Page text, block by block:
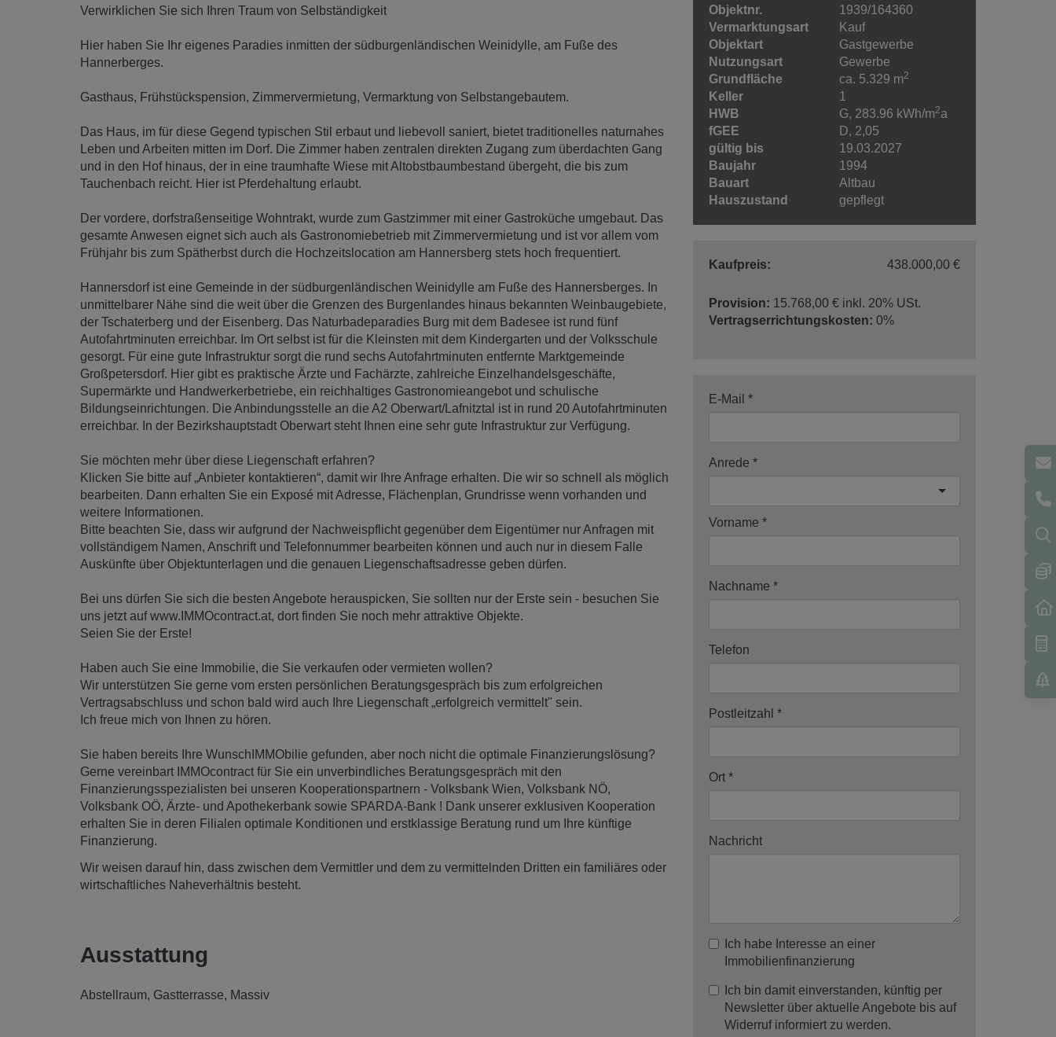
Verwirklichen Sie sich Ihren Traum von Selbständigkeit
Hier haben Sie Ihr eigenes Paradies inmitten der südburgenländischen Weinidylle, am Fuße des
Hannerberges.
Gasthaus, Frühstückspension, Zimmervermietung, Vermarktung von Selbstangebautem.
Das Haus, im für diese Gegend typischen Stil erbaut und liebevoll saniert, bietet traditionelles naturnahes
Leben und Arbeiten mitten im Dorf. Die Zimmer haben zentralen direkten Zugang zum überdachten Gang
und in den Hof hinaus, der in eine traumhafte Wiese mit Altobstbaumbestand übergeht, die bis zum
Tauchenbach reicht. Hier ist Pferdehaltung erlaubt.
Der vordere, dorfstraßenseitige Wohntrakt, wurde zum Gastzimmer mit einer Gastroküche umgebaut. Das
gesamte Anwesen eignet sich auch als Gastronomiebetrieb mit Zimmervermietung und ist vor allem vom
Frühjahr bis zum Spätherbst durch die Hochzeitslocation am Hannersberg stets hoch frequentiert.
Hannersdorf ist eine Gemeinde in der südburgenländischen Weinidylle am Fuße des Hannersberges. In
unmittelbarer Nähe sind die weit über die Grenzen des Burgenlandes hinaus bekannten Weinbaugebiete,
der Tschaterberg und der Eisenberg. Das Naturbadeparadies Burg mit dem Badesee ist rund fünf
Autofahrtminuten erreichbar. Im Ort selbst ist für die Kleinsten mit dem Kindergarten und der Volksschule
gesorgt. Für eine gute Infrastruktur sorgt die rund sechs Autofahrtminuten entfernte Marktgemeinde
Großpetersdorf. Hier gibt es praktische Ärzte und Fachärzte, zahlreiche Einzelhandelsgeschäfte,
Supermärkte und Handwerkerbetriebe, ein reichhaltiges Gastronomieangebot und schulische
Bildungseinrichtungen. Die Anbindungsstelle an die A2 Oberwart/Lafnitztal ist in rund 20 Autofahrtminuten
erreichbar. In der Bezirkshauptstadt Oberwart steht Ihnen eine sehr gute Infrastruktur zur Verfügung.
Sie möchten mehr über diese Liegenschaft erfahren?
Klicken Sie bitte auf „Anbieter kontaktieren“, damit wir Ihre Anfrage erhalten. Die wir so schnell als möglich
bearbeiten. Dann erhalten Sie ein Exposé mit Adresse, Flächenplan, Grundrisse wenn vorhanden und
weitere Informationen.
Bitte beachten Sie, dass wir aufgrund der Nachweispflicht gegenüber dem Eigentümer nur Anfragen mit
vollständigem Namen, Anschrift und Telefonnummer bearbeiten können und auch nur in diesem Falle
Auskünfte über Objektunterlagen und die genauen Liegenschaftsadresse geben dürfen.
Bei uns dürfen Sie sich die besten Angebote herauspicken, Sie sollten nur der Erste sein - besuchen Sie
uns jetzt auf www.IMMOcontract.at, dort finden Sie noch mehr attraktive Objekte.
Seien Sie der Erste!
Haben auch Sie eine Immobilie, die Sie verkaufen oder vermieten wollen?
Wir unterstützen Sie gerne vom ersten persönlichen Beratungsgespräch bis zum erfolgreichen
Vertragsabschluss und schon bald wird auch Ihre Liegenschaft „erfolgreich vermittelt" sein.
Ich freue mich von Ihnen zu hören.
Sie haben bereits Ihre WunschIMMObilie gefunden, aber noch nicht die optimale Finanzierungslösung?
Gerne vereinbart IMMOcontract für Sie ein unverbindliches Beratungsgespräch mit den
Finanzierungsspezialisten bei unseren Kooperationspartnern - Volksbank Wien, Volksbank NÖ,
Volksbank OÖ, Ärzte- und Apothekerbank sowie SPARDA-Bank ! Dank unserer exklusiven Kooperation
erhalten Sie in deren Filialen optimale Konditionen und erstklassige Beratung rund um Ihre künftige
Finanzierung.
Wir weisen darauf hin, dass zwischen dem Vermittler und dem zu vermittelnden Dritten ein familiäres oder
wirtschaftliches Naheverhältnis besteht.
Ausstattung
Abstellraum Gastterrasse Massiv
Objektnr.
1939/164360
Vermarktungsart
Kauf
Objektart
Gastgewerbe
Nutzungsart
Gewerbe
Grundfläche
ca. 5.329 m2
Keller
1
HWB
G, 283.96 kWh/m2a
fGEE
D, 2,05
gültig bis
19.03.2027
Baujahr
1994
Bauart
Altbau
Hauszustand
gepflegt
Kaufpreis: 438.000,00 €
Provision: 15.768,00 € inkl. 20% USt.
Vertragserrichtungskosten: 0%
E-Mail
Anrede
Vorname
Nachname
Telefon
Postleitzahl
Ort
Nachricht
Ich habe Interesse an einer
Immobilienfinanzierung
Ich bin damit einverstanden, künftig per
Newsletter über aktuelle Angebote bis auf
Widerruf informiert zu werden.